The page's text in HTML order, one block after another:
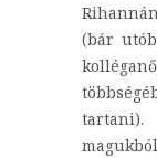
(bár